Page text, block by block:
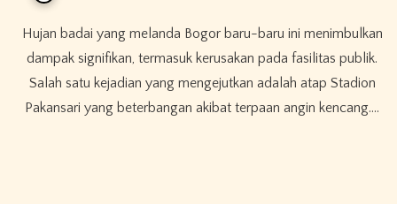
Hujan badai yang melanda Bogor baru-baru ini menimbulkan
dampak signifikan, termasuk kerusakan pada fasilitas publik.
Salah satu kejadian yang mengejutkan adalah atap Stadion
Pakansari yang beterbangan akibat terpaan angin kencang.…